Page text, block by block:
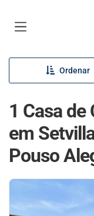
Ordenar
1 Casa
em
Pouso